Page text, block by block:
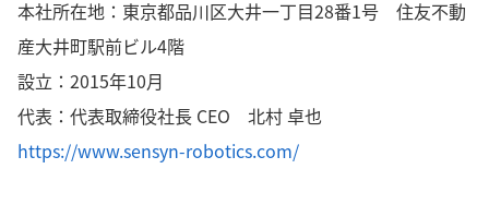
本社所在地：東京都品川区大井一丁目28番1号 住友不動
産大井町駅前ビル4階
設立：2015年10月
代表：代表取締役社長 CEO 北村 卓也
https://www.sensyn-robotics.com/